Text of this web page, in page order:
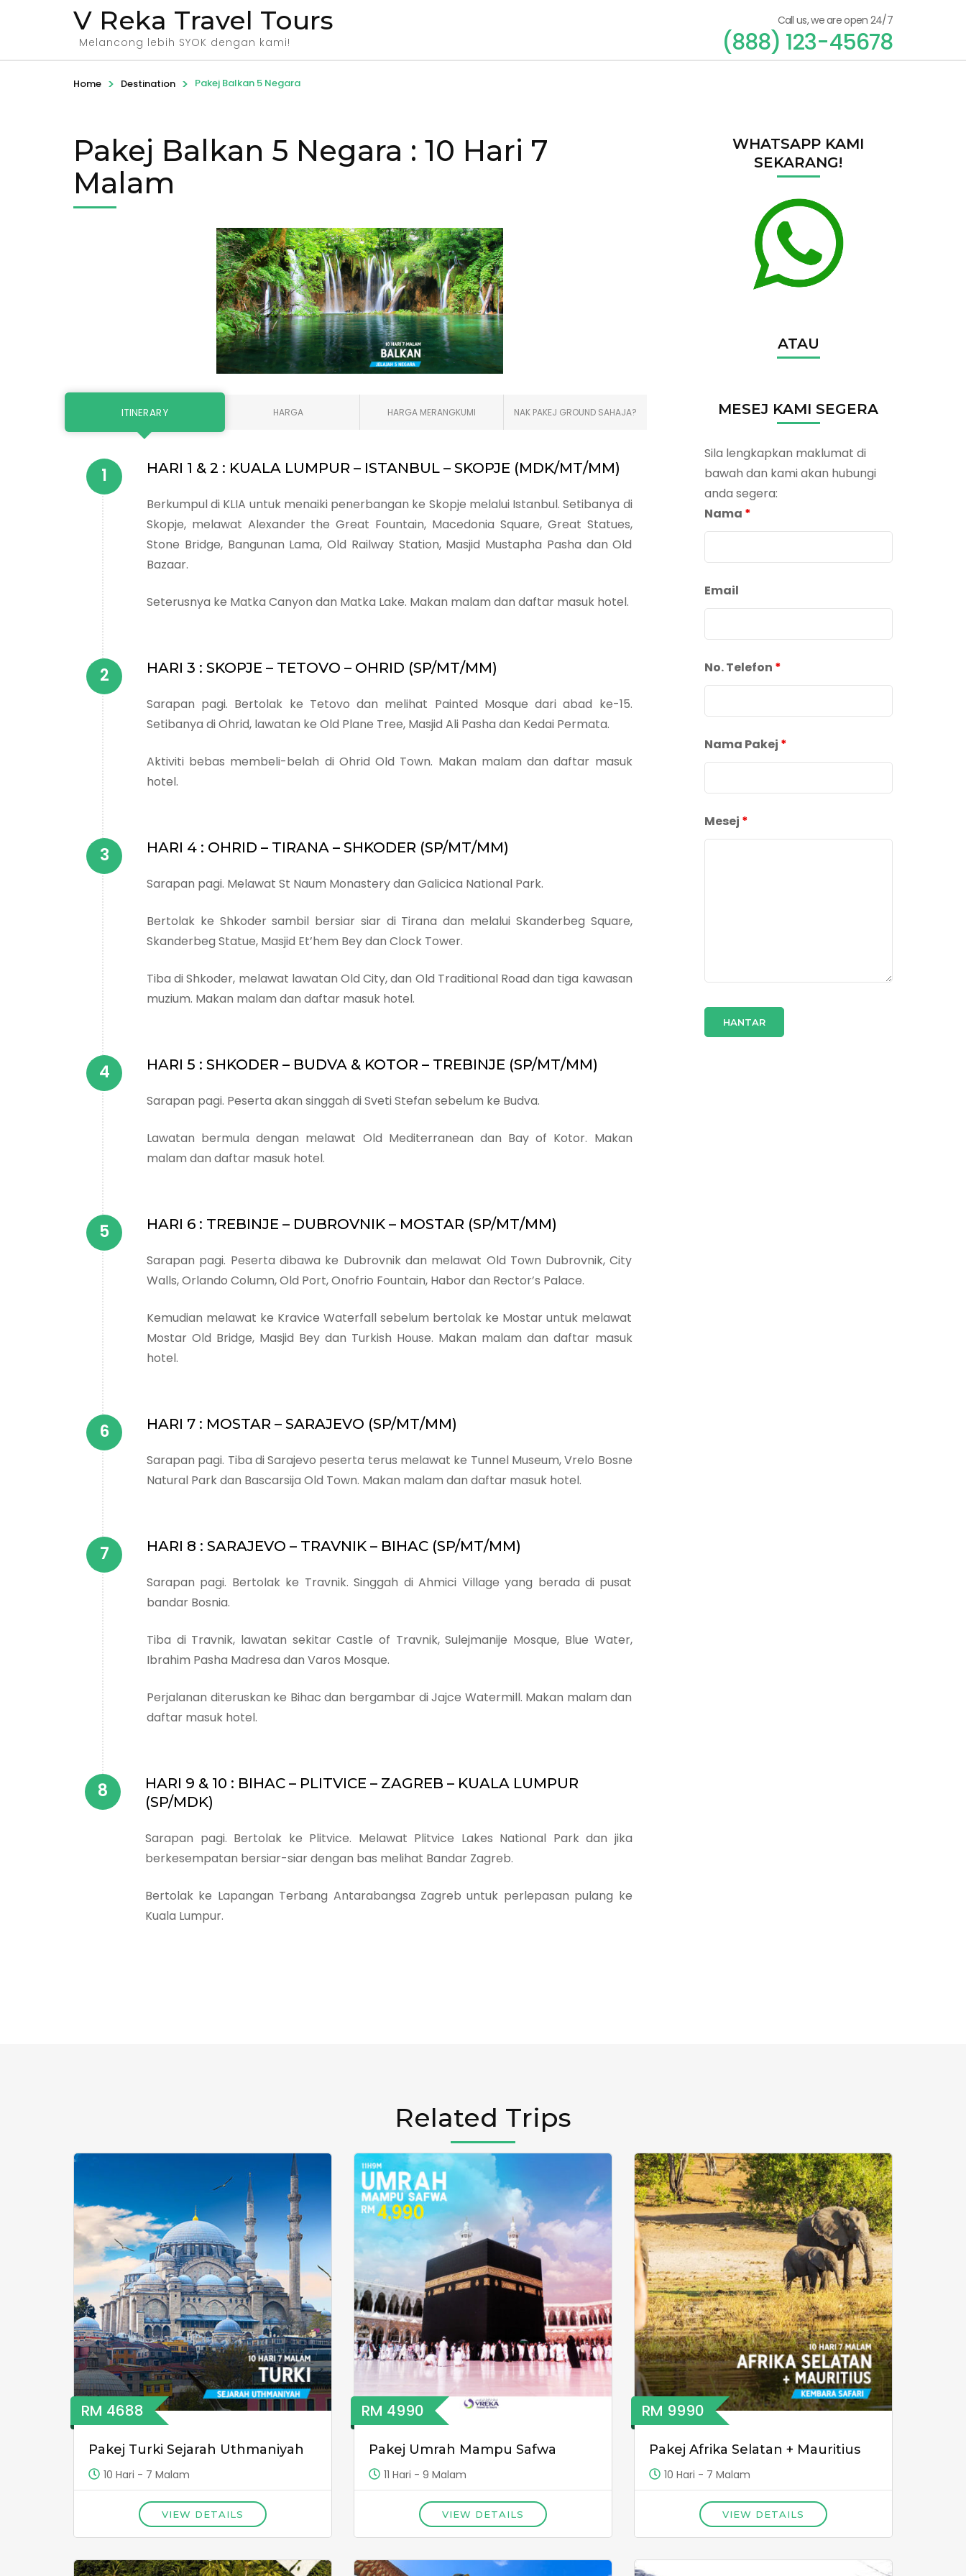
V Reka Travel Tours
Melancong lebih SYOK dengan kami!
Call us, we are open 24/7
(888) 123-45678
Home > Destination > Pakej Balkan 5 Negara
Pakej Balkan 5 Negara : 10 Hari 7
Malam
ITINERARY HARGA HARGA MERANGKUMI NAK PAKEJ GROUND SAHAJA?
HARI 1 & 2 : KUALA LUMPUR – ISTANBUL – SKOPJE (MDK/MT/MM)
Berkumpul di KLIA untuk menaiki penerbangan ke Skopje melalui Istanbul. Setibanya di
Skopje, melawat Alexander the Great Fountain, Macedonia Square, Great Statues,
Stone Bridge, Bangunan Lama, Old Railway Station, Masjid Mustapha Pasha dan Old
Bazaar.
Seterusnya ke Matka Canyon dan Matka Lake. Makan malam dan daftar masuk hotel.
HARI 3 : SKOPJE – TETOVO – OHRID (SP/MT/MM)
Sarapan pagi. Bertolak ke Tetovo dan melihat Painted Mosque dari abad ke-15.
Setibanya di Ohrid, lawatan ke Old Plane Tree, Masjid Ali Pasha dan Kedai Permata.
Aktiviti bebas membeli-belah di Ohrid Old Town. Makan malam dan daftar masuk
hotel.
HARI 4 : OHRID – TIRANA – SHKODER (SP/MT/MM)
Sarapan pagi. Melawat St Naum Monastery dan Galicica National Park.
Bertolak ke Shkoder sambil bersiar siar di Tirana dan melalui Skanderbeg Square,
Skanderbeg Statue, Masjid Et’hem Bey dan Clock Tower.
Tiba di Shkoder, melawat lawatan Old City, dan Old Traditional Road dan tiga kawasan
muzium. Makan malam dan daftar masuk hotel.
HARI 5 : SHKODER – BUDVA & KOTOR – TREBINJE (SP/MT/MM)
Sarapan pagi. Peserta akan singgah di Sveti Stefan sebelum ke Budva.
Lawatan bermula dengan melawat Old Mediterranean dan Bay of Kotor. Makan
malam dan daftar masuk hotel.
HARI 6 : TREBINJE – DUBROVNIK – MOSTAR (SP/MT/MM)
Sarapan pagi. Peserta dibawa ke Dubrovnik dan melawat Old Town Dubrovnik, City
Walls, Orlando Column, Old Port, Onofrio Fountain, Habor dan Rector’s Palace.
Kemudian melawat ke Kravice Waterfall sebelum bertolak ke Mostar untuk melawat
Mostar Old Bridge, Masjid Bey dan Turkish House. Makan malam dan daftar masuk
hotel.
HARI 7 : MOSTAR – SARAJEVO (SP/MT/MM)
Sarapan pagi. Tiba di Sarajevo peserta terus melawat ke Tunnel Museum, Vrelo Bosne
Natural Park dan Bascarsija Old Town. Makan malam dan daftar masuk hotel.
HARI 8 : SARAJEVO – TRAVNIK – BIHAC (SP/MT/MM)
Sarapan pagi. Bertolak ke Travnik. Singgah di Ahmici Village yang berada di pusat
bandar Bosnia.
Tiba di Travnik, lawatan sekitar Castle of Travnik, Sulejmanije Mosque, Blue Water,
Ibrahim Pasha Madresa dan Varos Mosque.
Perjalanan diteruskan ke Bihac dan bergambar di Jajce Watermill. Makan malam dan
daftar masuk hotel.
HARI 9 & 10 : BIHAC – PLITVICE – ZAGREB – KUALA LUMPUR
(SP/MDK)
Sarapan pagi. Bertolak ke Plitvice. Melawat Plitvice Lakes National Park dan jika
berkesempatan bersiar-siar dengan bas melihat Bandar Zagreb.
Bertolak ke Lapangan Terbang Antarabangsa Zagreb untuk perlepasan pulang ke
Kuala Lumpur.
WHATSAPP KAMI
SEKARANG!
ATAU
MESEJ KAMI SEGERA
Sila lengkapkan maklumat di
bawah dan kami akan hubungi
anda segera:
Nama *
Email
No. Telefon *
Nama Pakej *
Mesej *
Related Trips
RM 4688
Pakej Turki Sejarah Uthmaniyah
10 Hari - 7 Malam
VIEW DETAILS
RM 4990
Pakej Umrah Mampu Safwa
11 Hari - 9 Malam
VIEW DETAILS
RM 9990
Pakej Afrika Selatan + Mauritius
10 Hari - 7 Malam
VIEW DETAILS